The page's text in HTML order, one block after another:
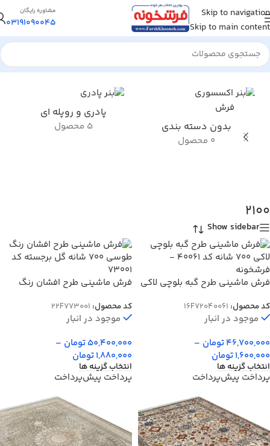
Skip to navigation
Skip to main content
مشاوره رایگان
03191090045
خانه/محصول تراکم/
2100
بدون دسته بندی
0 محصول
پادری و روپله ای
5 محصول
2100
Show sidebar
فرش ماشینی طرح گبه بلوچی لاکی
کد محصول: 16F72040061
موجود در انبار
46,700,000تومان –
1,600,000تومان
انتخاب گزینه ها
پرداخت پیش‌پرداخت
فرش ماشینی طرح افشان رنگ
73001
کد محصول: 22F773001
موجود در انبار
50,400,000تومان –
1,880,000تومان
انتخاب گزینه ها
پرداخت پیش‌پرداخت